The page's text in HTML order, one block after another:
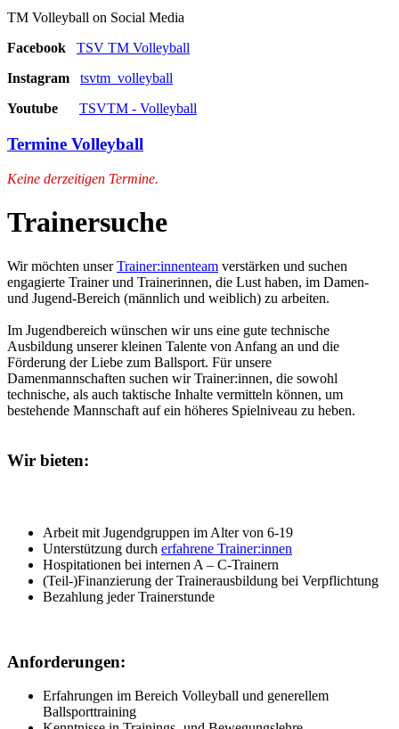
TM Volleyball on Social Media
Facebook TSV TM Volleyball
Instagram tsvtm_volleyball
Youtube TSVTM - Volleyball
Termine Volleyball
Keine derzeitigen Termine.
Trainersuche
Wir möchten unserTrainer:innenteam verstärken und suchen
engagierte Trainer und Trainerinnen, die Lust haben, im Damen-
und Jugend-Bereich (männlich und weiblich) zu arbeiten.
Im Jugendbereich wünschen wir uns eine gute technische
Ausbildung unserer kleinen Talente von Anfang an und die
Förderung der Liebe zum Ballsport. Für unsere
Damenmannschaften suchen wir Trainer:innen, die sowohl
technische, als auch taktische Inhalte vermitteln können, um
bestehende Mannschaft auf ein höheres Spielniveau zu heben.
Wir bieten:
Arbeit mit Jugendgruppen im Alter von 6-19
Unterstützung durch erfahrene Trainer:innen
Hospitationen bei internen A – C-Trainern
(Teil-)Finanzierung der Trainerausbildung bei Verpflichtung
Bezahlung jeder Trainerstunde
Anforderungen:
Erfahrungen im Bereich Volleyball und generellem
Ballsporttraining